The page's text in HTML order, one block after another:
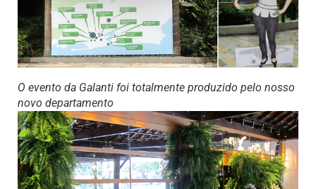
O evento da Galanti foi totalmente produzido pelo nosso
novo departamento